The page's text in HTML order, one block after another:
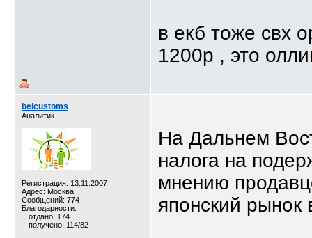
в екб тоже свх
1200р , это
belcustoms
Аналитик
Регистрация: 13.11.2007
Адрес: Москва
Сообщений: 774
Благодарности:
отдано: 174
получено: 114/82
На Дальнем
налога на
мнению
японский рынок